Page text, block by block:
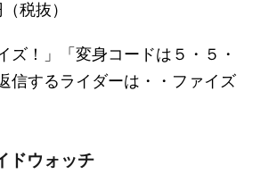
税抜）
！」「変身コードは５・５・
信するライダーは・・ファイズ
ドウォッチ